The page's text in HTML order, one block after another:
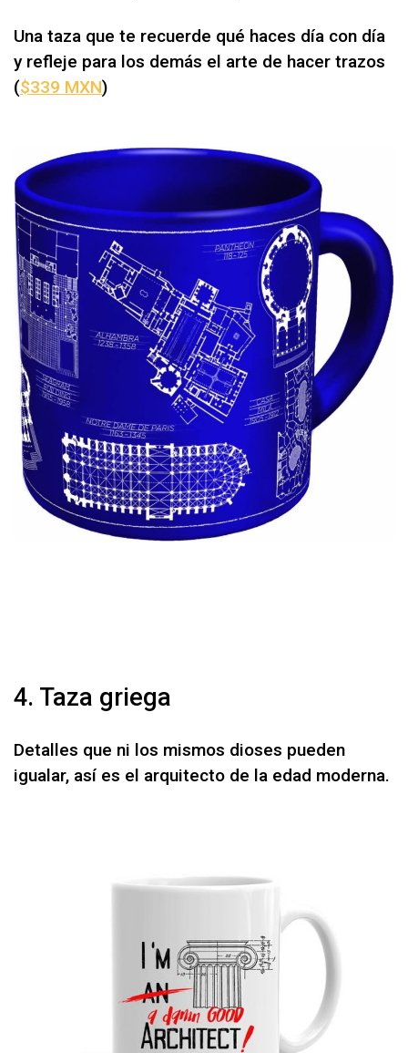
Una taza que te recuerde qué haces día con día
y refleje para los demás el arte de hacer trazos
($339 MXN)
4. Taza griega
Detalles que ni los mismos dioses pueden
igualar, así es el arquitecto de la edad moderna.